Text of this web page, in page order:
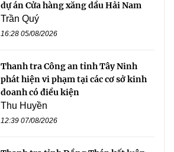
dự án Cửa hàng xăng dầu Hải Nam
Trần Quý
16:28 05/08/2026
Thanh tra Công an tỉnh Tây Ninh
phát hiện vi phạm tại các cơ sở kinh
doanh có điều kiện
Thu Huyền
12:39 07/08/2026